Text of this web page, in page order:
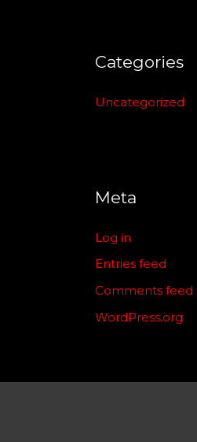
Categories
Uncategorized
Meta
Log in
Entries feed
Comments feed
WordPress.org